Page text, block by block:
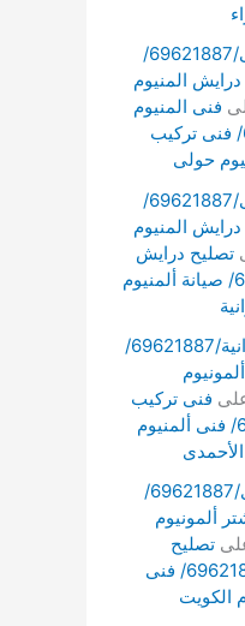
فنى المنيوم باكستانى حولى/69621887/
المنيوم
فنى المنيوم
باكستانى حولى/69621887/ فنى تركيب
حولى
فنى المنيوم باكستانى حولى/69621887/
المنيوم
تصليح درايش
المنيوم الفروانية/69621887/ صيانة ألمنيوم
تصليح درايش المنيوم الفروانية/69621887/
فنى تركيب
المنيوم الأحمدى/69621887/ فنى ألمنيوم
فنى تركيب المنيوم الأحمدى/69621887/
ألمونيوم
تصليح
شبابيك المنيوم الكويت/69621887/ فنى
الكويت